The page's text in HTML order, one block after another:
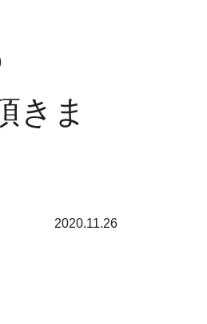
きま
2020.11.26